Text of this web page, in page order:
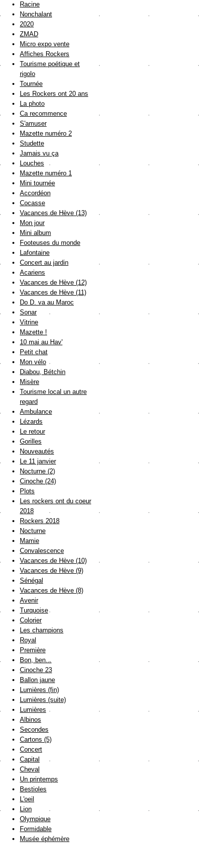
Racine
Nonchalant
2020
ZMAD
Micro expo vente
Affiches Rockers
Tourisme poétique et
rigolo
Tournée
Les Rockers ont 20 ans
La photo
Ca recommence
S'amuser
Mazette numéro 2
Studette
Jamais vu ça
Louches
Mazette numéro 1
Mini tournée
Accordéon
Cocasse
Vacances de Hève (13)
Mon jour
Mini album
Footeuses du monde
Lafontaine
Concert au jardin
Acariens
Vacances de Hève (12)
Vacances de Hève (11)
Do D. va au Maroc
Sonar
Vitrine
Mazette !
10 mai au Hav'
Petit chat
Mon vélo
Diabou, Bétchin
Misère
Tourisme local un autre
regard
Ambulance
Lézards
Le retour
Gorilles
Nouveautés
Le 11 janvier
Nocturne (2)
Cinoche (24)
Plots
Les rockers ont du coeur
2018
Rockers 2018
Nocturne
Mamie
Convalescence
Vacances de Hève (10)
Vacances de Hève (9)
Sénégal
Vacances de Hève (8)
Avenir
Turquoise
Colorier
Les champions
Royal
Première
Bon, ben...
Cinoche 23
Ballon jaune
Lumières (fin)
Lumières (suite)
Lumières
Albinos
Secondes
Cartons (5)
Concert
Capital
Cheval
Un printemps
Bestioles
L'oeil
Lion
Olympique
Formidable
Musée éphémère